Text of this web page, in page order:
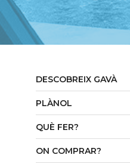
DESCOBREIX GAVÀ
PLÀNOL
QUÈ FER?
ON COMPRAR?